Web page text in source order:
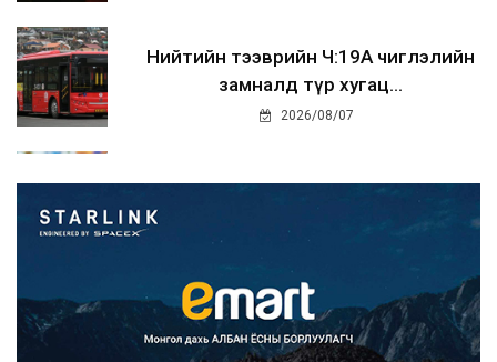
Нийтийн тээврийн Ч:19А чиглэлийн
замналд түр хугац...
2026/08/07
Автомашины улсын дугаар сондгой
2026/08/07
Улаанбаатарт өдөртөө 30 хэм дулаан
2026/08/07